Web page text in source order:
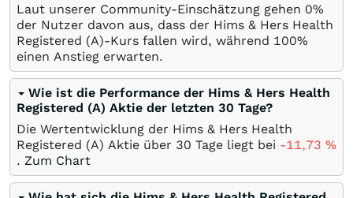
Laut unserer Community-Einschätzung gehen 0%
der Nutzer davon aus, dass der Hims & Hers Health
Registered (A)-Kurs fallen wird, während 100%
einen Anstieg erwarten.
Wie ist die Performance der Hims & Hers Health
Registered (A) Aktie der letzten 30 Tage?
Die Wertentwicklung der Hims & Hers Health
Registered (A) Aktie über 30 Tage liegt bei -11,73 %
. Zum Chart